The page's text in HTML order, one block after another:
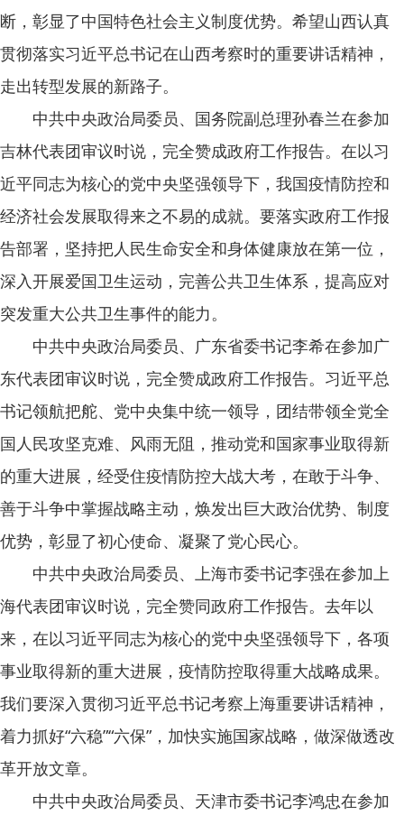
断，彰显了中国特色社会主义制度优势。希望山西认真
贯彻落实习近平总书记在山西考察时的重要讲话精神，
走出转型发展的新路子。
中共中央政治局委员、国务院副总理孙春兰在参加
吉林代表团审议时说，完全赞成政府工作报告。在以习
近平同志为核心的党中央坚强领导下，我国疫情防控和
经济社会发展取得来之不易的成就。要落实政府工作报
告部署，坚持把人民生命安全和身体健康放在第一位，
深入开展爱国卫生运动，完善公共卫生体系，提高应对
突发重大公共卫生事件的能力。
中共中央政治局委员、广东省委书记李希在参加广
东代表团审议时说，完全赞成政府工作报告。习近平总
书记领航把舵、党中央集中统一领导，团结带领全党全
国人民攻坚克难、风雨无阻，推动党和国家事业取得新
的重大进展，经受住疫情防控大战大考，在敢于斗争、
善于斗争中掌握战略主动，焕发出巨大政治优势、制度
优势，彰显了初心使命、凝聚了党心民心。
中共中央政治局委员、上海市委书记李强在参加上
海代表团审议时说，完全赞同政府工作报告。去年以
来，在以习近平同志为核心的党中央坚强领导下，各项
事业取得新的重大进展，疫情防控取得重大战略成果。
我们要深入贯彻习近平总书记考察上海重要讲话精神，
着力抓好“六稳”“六保”，加快实施国家战略，做深做透改
革开放文章。
中共中央政治局委员、天津市委书记李鸿忠在参加